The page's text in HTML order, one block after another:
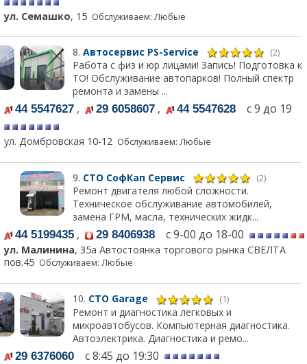
ул. Семашко, 15 Обслуживаем: Любые
8. Автосервис PS-Service (2)
Работа с физ и юр лицами! Запись! Подготовка к
ТО! Обслуживание автопарков! Полный спектр
ремонта и замены ...
44 5547627 , 29 6058607 , 44 5547628 с 9 до 19
ул. Домбровская 10-12 Обслуживаем: Любые
9. СТО СофКап Сервис (2)
Ремонт двигателя любой сложности.
Техническое обслуживание автомобилей,
замена ГРМ, масла, технических жидк...
44 5199435 , 29 8406938 с 9-00 до 18-00
ул. Малинина, 35а Автостоянка торгового рынка СВЕЛТА
пов.45 Обслуживаем: Любые
10. СТО Garage (1)
Ремонт и диагностика легковых и
микроавтобусов. Компьютерная диагностика.
Автоэлектрика. Диагностика и ремо...
29 6376060 с 8:45 до 19:30